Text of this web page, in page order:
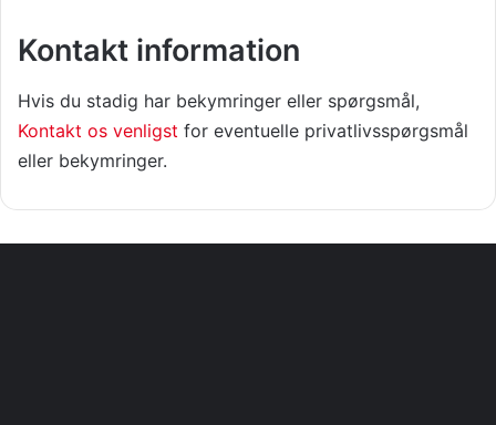
Kontakt information
Hvis du stadig har bekymringer eller spørgsmål,
Kontakt os venligst for eventuelle privatlivsspørgsmål
eller bekymringer.